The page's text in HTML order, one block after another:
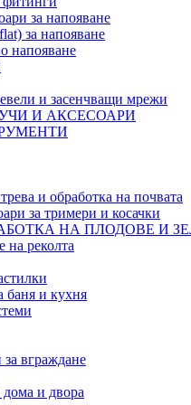
за напояване
за напояване
напояване
и засенчващи мрежи
И АКСЕСОАРИ
и обработка на почвата
за тримери и косачки
НА ПЛОДОВЕ И
реколта
баня и кухня
вграждане
и двора